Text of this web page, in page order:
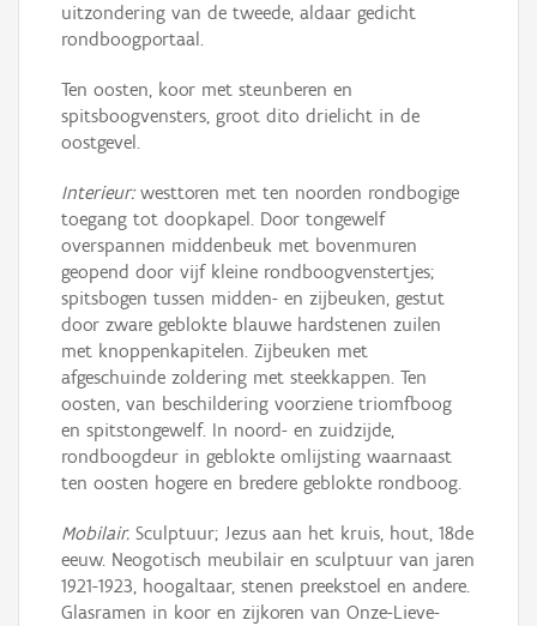
uitzondering van de tweede, aldaar gedicht
rondboogportaal.
Ten oosten, koor met steunberen en
spitsboogvensters, groot dito drielicht in de
oostgevel.
Interieur:westtoren met ten noorden rondbogige
toegang tot doopkapel. Door tongewelf
overspannen middenbeuk met bovenmuren
geopend door vijf kleine rondboogvenstertjes;
spitsbogen tussen midden- en zijbeuken, gestut
door zware geblokte blauwe hardstenen zuilen
met knoppenkapitelen. Zijbeuken met
afgeschuinde zoldering met steekkappen. Ten
oosten, van beschildering voorziene triomfboog
en spitstongewelf. In noord- en zuidzijde,
rondboogdeur in geblokte omlijsting waarnaast
ten oosten hogere en bredere geblokte rondboog.
Mobilair. Sculptuur; Jezus aan het kruis, hout, 18de
eeuw. Neogotisch meubilair en sculptuur van jaren
1921-1923, hoogaltaar, stenen preekstoel en andere.
Glasramen in koor en zijkoren van Onze-Lieve-